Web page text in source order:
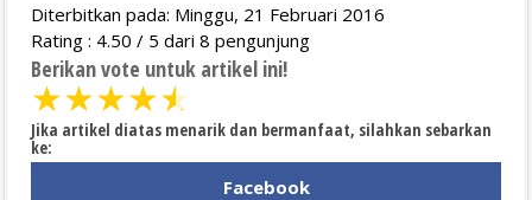
Diterbitkan pada: Minggu, 21 Februari 2016
Rating : 4.50 / 5 dari 8 pengunjung
Berikan vote untuk artikel ini!
★★★★★
Jika artikel diatas menarik dan bermanfaat, silahkan sebarkan
ke:
Facebook